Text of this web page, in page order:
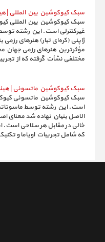
سبک کیوکوشین بین المللی |
سبک کیوکوشین بین المللی
مؤثرترین هنرهای رزمی
مختلفی نشأت گرفته که از
سبک کیوکوشین ماتسوئی | هیئت
سبک کیوکوشین ماتسوئی
الاصل بنیان نهاده شد معنای
خالی در مقابل هر سلاحی است.
که شامل تجریبات اویاما و